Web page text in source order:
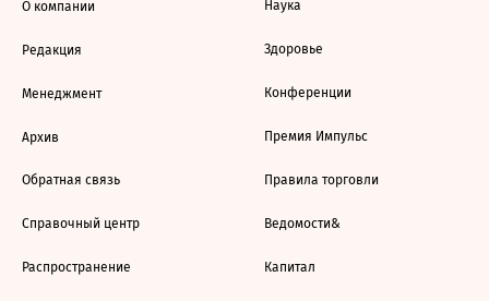
О компании
Редакция
Менеджмент
Архив
Обратная связь
Справочный центр
Распространение
Наука
Здоровье
Конференции
Премия Импульс
Правила торговли
Ведомости&
Капитал